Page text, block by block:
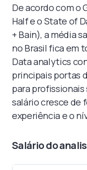
De acordo com o
Half e o State of
+ Bain), a média
no Brasil fica em
Data analytics
principais portas
para
salário cresce de
experiência e o
Salário do